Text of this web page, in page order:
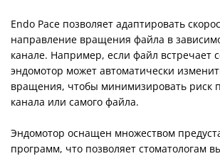
Endo Pace позволяет адаптировать
направление вращения файла в
канале. Например, если файл встречает
эндомотор может автоматически
вращения, чтобы минимизировать риск
канала или самого файла.
Эндомотор оснащен множеством
программ, что позволяет стоматологам